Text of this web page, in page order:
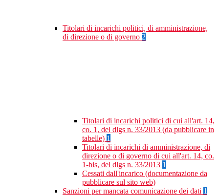
Titolari di incarichi politici, di amministrazione,
di direzione o di governo 2
Titolari di incarichi politici di cui all'art. 14,
co. 1, del dlgs n. 33/2013 (da pubblicare in
tabelle) 1
Titolari di incarichi di amministrazione, di
direzione o di governo di cui all'art. 14, co.
1-bis, del dlgs n. 33/2013 1
Cessati dall'incarico (documentazione da
pubblicare sul sito web)
Sanzioni per mancata comunicazione dei dati 1